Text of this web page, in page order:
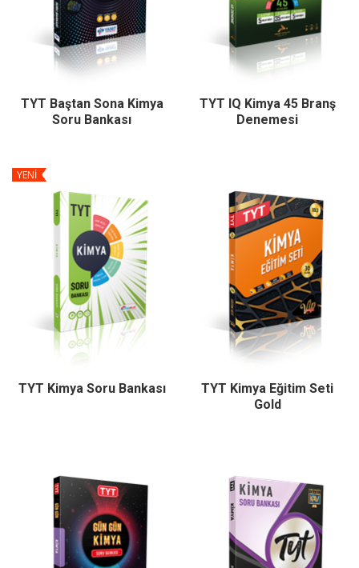
TYT Baştan Sona Kimya
Soru Bankası
TYT IQ Kimya 45 Branş
Denemesi
YENİ
TYT Kimya Soru Bankası
TYT Kimya Eğitim Seti
Gold